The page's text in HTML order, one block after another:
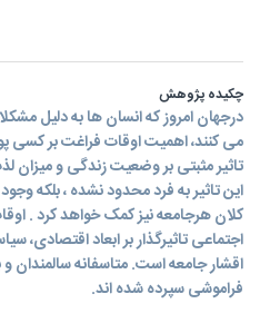
چکیده پژوهش
درجهان امروز که انسان ها به دلیل
می کنند، اهمیت اوقات فراغت بر کسی
تاثیر مثبتی بر وضعیت زندگی و میزان
این تاثیر به فرد محدود نشده ، بلکه
کلان هرجامعه نیز کمک خواهد کرد .
اجتماعی تاثیرگذار بر ابعاد
اقشار جامعه است. متاسفانه سالمندان و
فراموشی سپرده شده اند.